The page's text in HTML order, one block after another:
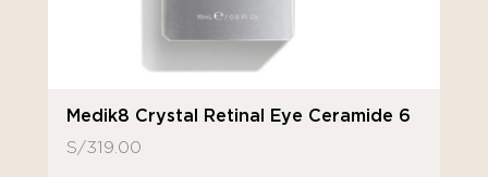
Medik8 Crystal Retinal Eye Ceramide 6
S/319.00